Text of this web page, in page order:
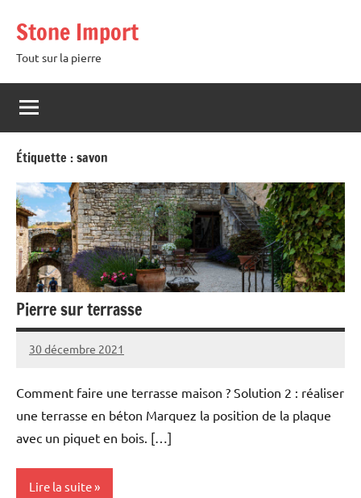
contenu
Stone Import
Tout sur la pierre
Étiquette :savon
Pierre sur terrasse
30 décembre 2021
Comment faire une terrasse maison ? Solution 2 : réaliser
une terrasse en béton Marquez la position de la plaque
avec un piquet en bois. […]
Lire la suite